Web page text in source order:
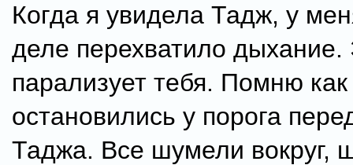
Когда я увидела Тадж, у
деле перехватило
парализует тебя. Помню
остановились у порога
Таджа. Все шумели вокруг,